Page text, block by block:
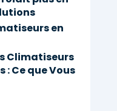
en
Climatiseurs
: Ce que Vous